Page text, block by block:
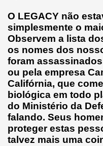
O LEGACY não
simplesmente o
Observem a lista
os nomes dos
foram
ou pela empresa
Califórnia, que
biológica em todo
do Ministério da
falando. Seus
proteger estas
talvez mais uma